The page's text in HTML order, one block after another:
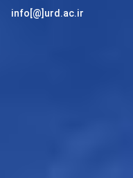
info[@]urd.ac.ir